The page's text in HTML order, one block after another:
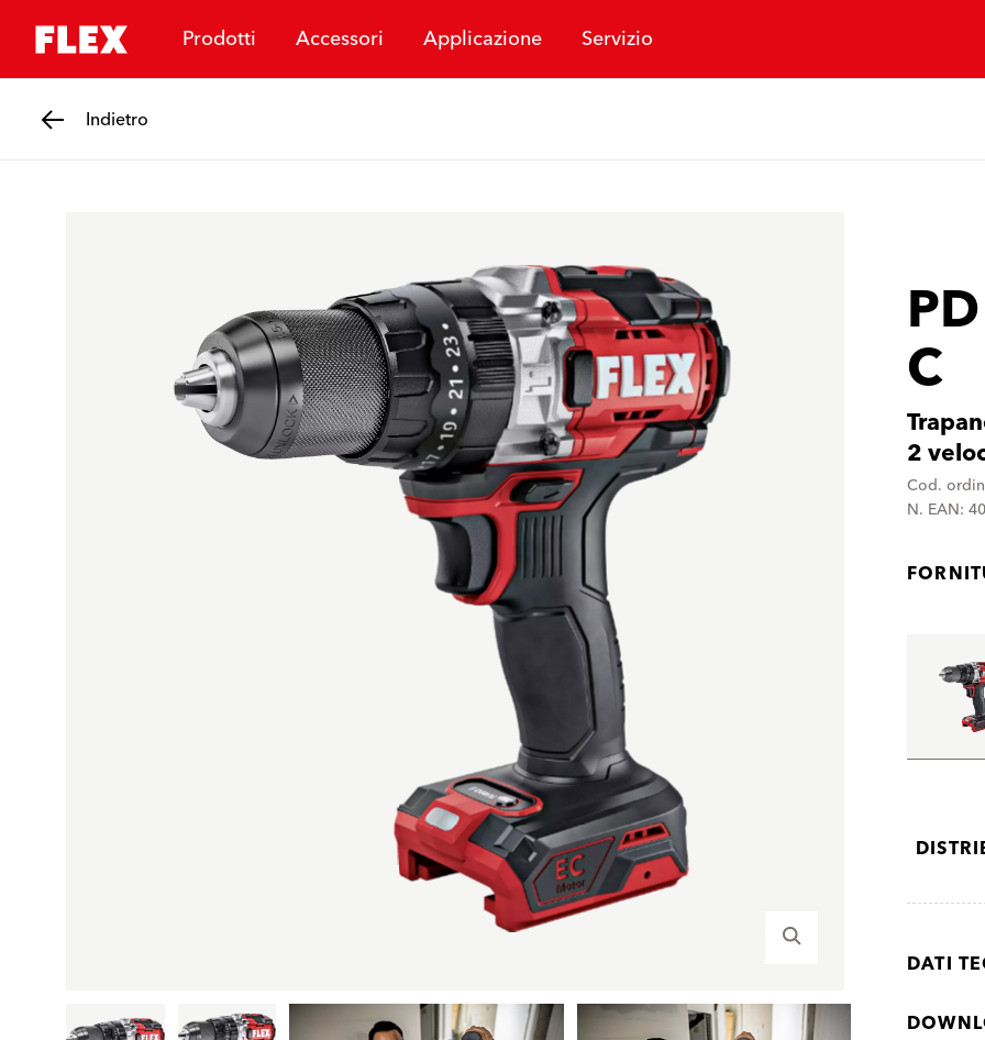
Prodotti Accessori Applicazione Servizio
Indietro
C
2
Cod.
N. EAN:
DATI